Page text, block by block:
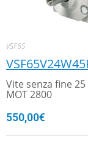
VSF65
Vite senza fine 25
MOT 2800
550,00€